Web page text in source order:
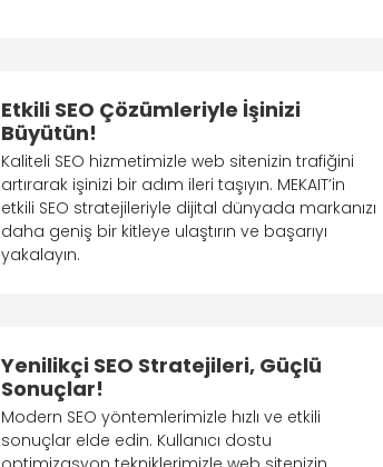
Etkili SEO Çözümleriyle İşinizi
Büyütün!
Kaliteli SEO hizmetimizle web sitenizin trafiğini
artırarak işinizi bir adım ileri taşıyın. MEKAIT’in
etkili SEO stratejileriyle dijital dünyada markanızı
daha geniş bir kitleye ulaştırın ve başarıyı
yakalayın.
Yenilikçi SEO Stratejileri, Güçlü
Sonuçlar!
Modern SEO yöntemlerimizle hızlı ve etkili
sonuçlar elde edin. Kullanıcı dostu